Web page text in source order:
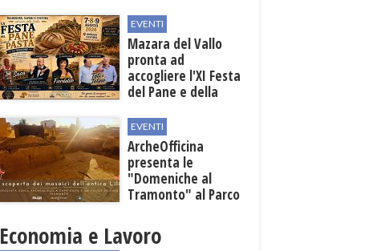
EVENTI
Mazara del Vallo
pronta ad
accogliere l'XI Festa
del Pane e della
EVENTI
ArcheOfficina
presenta le
"Domeniche al
Tramonto" al Parco
Economia e Lavoro